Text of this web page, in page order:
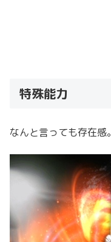
特殊能力
なんと言っても存在感。